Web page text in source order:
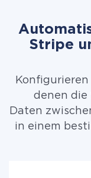
Stripe
Konfigurieren
denen die
Daten
in einem